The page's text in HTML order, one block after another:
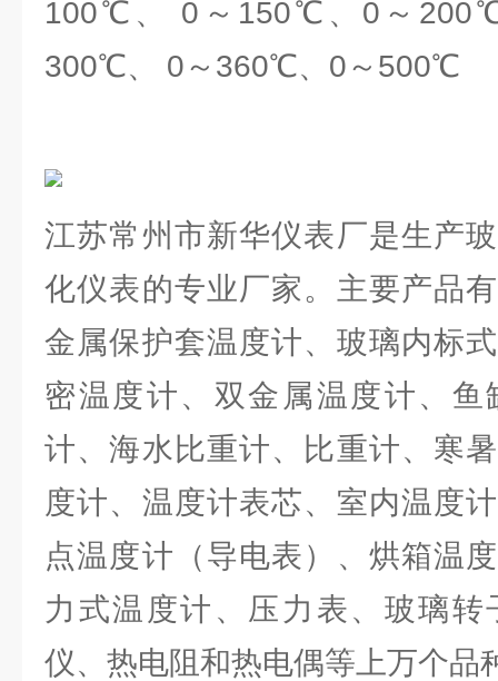
100℃、 0～150℃、0～
300℃、 0～360℃、0～500℃
江苏常州市新华仪表厂是生产
化仪表的专业厂家。主要产品
金属保护套温度计、玻璃内标
密温度计、双金属温度计、
计、海水比重计、比重计、寒
度计、温度计表芯、室内温度
点温度计（导电表）、烘箱温
力式温度计、压力表、玻璃
仪、热电阻和热电偶等上万个